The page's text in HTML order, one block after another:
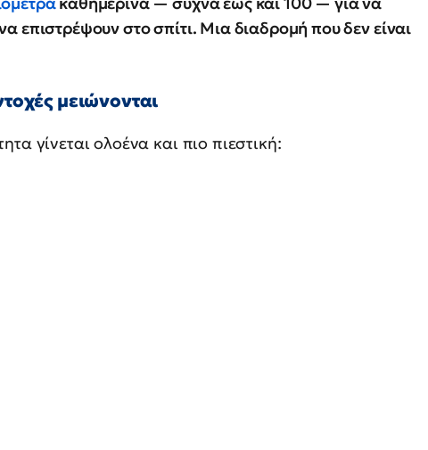
επιστρέψουν στο σπίτι. Μια διαδρομή που δεν είναι
μειώνονται
γίνεται ολοένα και πιο πιεστική: